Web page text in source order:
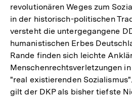
revolutionären Weges zum
in der historisch-politischen
versteht die untergegangene
humanistischen Erbes
Rande finden sich leichte
Menschenrechtsverletzungen
"real existierenden
gilt der DKP als bisher tiefste